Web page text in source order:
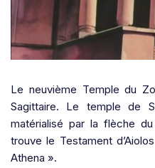
Le neuvième Temple du
Sagittaire. Le temple de
matérialisé par la flèche
trouve le Testament
Athena ».